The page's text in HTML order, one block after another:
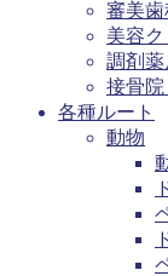
審美
美容
調剤
接骨
各種ルート
動物